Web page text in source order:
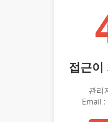
접근이
관리
Email